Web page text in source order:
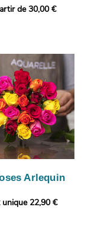
de 30,00 €
Arlequin
unique 22,90 €